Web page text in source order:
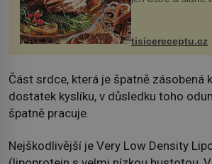
nakrmíte
krků. Ingredience
vcelku 3 stroužky
tisicereceptu.cz
Část srdce, která je špatně zásobená
dostatek kyslíku, v důsledku toho
špatně pracuje.
Nejškodlivější je Very Low Density